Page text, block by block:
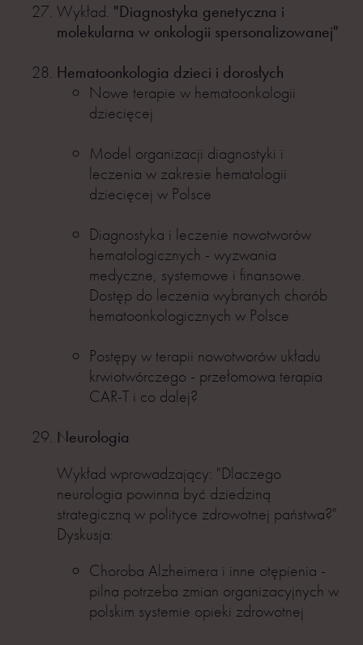
Wykład. "Diagnostyka genetyczna i
molekularna w onkologii spersonalizowanej"
Hematoonkologia dzieci i dorosłych
Nowe terapie w hematoonkologii
dziecięcej
Model organizacji diagnostyki i
leczenia w zakresie hematologii
dziecięcej w Polsce
Diagnostyka i leczenie nowotworów
hematologicznych - wyzwania
medyczne, systemowe i finansowe.
Dostęp do leczenia wybranych chorób
hematoonkologicznych w Polsce
Postępy w terapii nowotworów układu
krwiotwórczego - przełomowa terapia
CAR-T i co dalej?
Neurologia
Wykład wprowadzający: "Dlaczego
neurologia powinna być dziedziną
strategiczną w polityce zdrowotnej państwa?"
Dyskusja:
Choroba Alzheimera i inne otępienia -
pilna potrzeba zmian organizacyjnych w
polskim systemie opieki zdrowotnej